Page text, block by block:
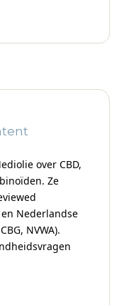
over CBD,
Ze
en Nederlandse
NVWA).